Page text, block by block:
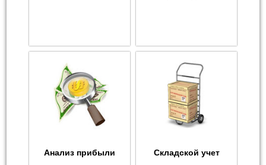
Анализ прибыли Складской учет